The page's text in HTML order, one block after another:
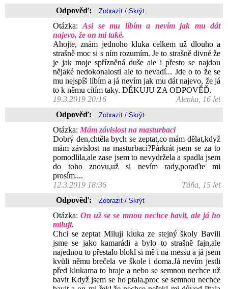
Odpověď:
Otázka:Asi se mu líbím a nevím jak mu dát
najevo, že on mi také.
Ahojte, znám jednoho kluka celkem už dlouho a
strašně moc si s ním rozumím. Je to strašně divné že
je jak moje spřízněná duše ale i přesto se najdou
nějaké nedokonalosti ale to nevadí... Jde o to že se
mu nejspíš líbím a já nevím jak mu dát najevo, že já
to k němu cítím taky. DĚKUJU ZA ODPOVĚĎ.
19.3.2019 20:16
Alenka, 16 let
Odpověď:
Otázka: Mám závislost na masturbaci
Dobrý den,chtěla bych se zeptat,co mám dělat,když
mám závislost na masturbaci?Párkrát jsem se za to
pomodlila,ale zase jsem to nevydržela a spadla jsem
do toho znovu,už si nevím rady,poraďte mi
prosím....
12.3.2019 18:36
Táňa, 15 let
Odpověď:
Otázka:On už se se mnou nechce bavit, ale já ho
miluji.
Chci se zeptat Miluji kluka ze stejný školy Bavili
jsme se jako kamarádi a bylo to strašně fajn,ale
najednou to přestalo blokl si mě i na messu a já jsem
kvůli němu brečela ve škole i doma.Já nevím jestli
před klukama to hraje a nebo se semnou nechce už
bavit Když jsem se ho ptala,proc se semnou nechce